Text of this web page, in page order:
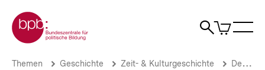
zum
Seiteninhalt
springen
Zur Startseite der bpb
Suche
Artikel
im
12.Brotkrümelnavigation
Themen Geschichte Zeit- & Kulturgeschichte Deutschland-Chronik bis 2000